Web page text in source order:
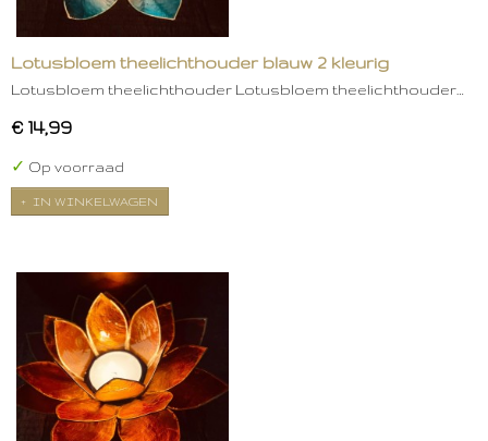
Lotusbloem theelichthouder blauw 2 kleurig
Lotusbloem theelichthouder Lotusbloem theelichthouder…
€ 14,99
✓ Op voorraad
IN WINKELWAGEN